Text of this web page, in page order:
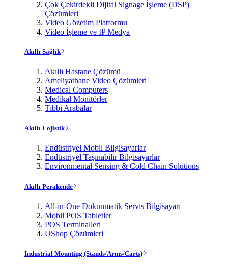
Çok Çekirdekli Dijital Signage İşleme (DSP)
Çözümleri
Video Gözetim Platformu
Video İşleme ve IP Medya
Akıllı Sağlık
Akıllı Hastane Çözümü
Ameliyathane Video Çözümleri
Medical Computers
Medikal Monitörler
Tıbbi Arabalar
Akıllı Lojistik
Endüstriyel Mobil Bilgisayarlar
Endüstriyel Taşınabilir Bilgisayarlar
Environmental Sensing & Cold Chain Solutions
Akıllı Perakende
All-in-One Dokunmatik Servis Bilgisayarı
Mobil POS Tabletler
POS Terminalleri
UShop Çözümleri
Industrial Mounting (Stands/Arms/Carts)